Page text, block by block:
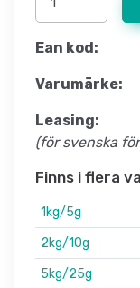
Ean kod:
Varumärke:
Leasing:
(för svenska
Finns i flera
1kg/5g
2kg/10g
5kg/25g